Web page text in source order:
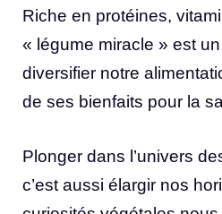
Riche en protéines,
« légume miracle » est
diversifier notre
de ses bienfaits pour la
Plonger dans l’univers
c’est aussi élargir nos